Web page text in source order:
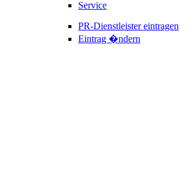
Service
PR-Dienstleister eintragen
Eintrag �ndern